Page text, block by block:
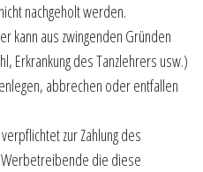
nachgeholt werden.
kann aus zwingenden Gründen
Erkrankung des Tanzlehrers usw.)
abbrechen oder entfallen
zur Zahlung des
die diese